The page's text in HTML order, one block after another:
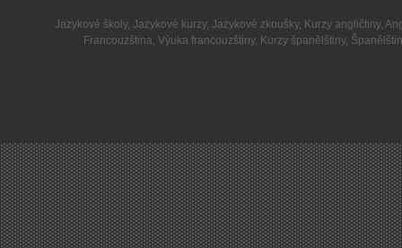
Jazykové školy, Jazykové kurzy, Jazykové zkoušky, Kurzy angličtiny,
Francouzština,Výuka francouzštiny, Kurzy španělštiny,